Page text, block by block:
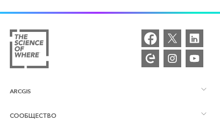
ARCGIS
Обзор ArcGIS
СООБЩЕСТВО